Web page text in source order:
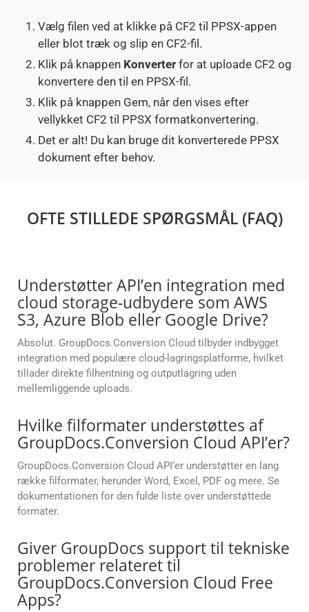
Vælg filen ved at klikke på CF2 til PPSX-appen
eller blot træk og slip en CF2-fil.
Klik på knappen Konverter for at uploade CF2 og
konvertere den til en PPSX-fil.
Klik på knappen Gem, når den vises efter
vellykket CF2 til PPSX formatkonvertering.
Det er alt! Du kan bruge dit konverterede PPSX
dokument efter behov.
OFTE STILLEDE SPØRGSMÅL (FAQ)
Understøtter API’en integration med
cloud storage-udbydere som AWS
S3, Azure Blob eller Google Drive?
Absolut. GroupDocs.Conversion Cloud tilbyder indbygget
integration med populære cloud-lagringsplatforme, hvilket
tillader direkte filhentning og outputlagring uden
mellemliggende uploads.
Hvilke filformater understøttes af
GroupDocs.Conversion Cloud API’er?
GroupDocs.Conversion Cloud API’er understøtter en lang
række filformater, herunder Word, Excel, PDF og mere. Se
dokumentationen for den fulde liste over understøttede
formater.
Giver GroupDocs support til tekniske
problemer relateret til
GroupDocs.Conversion Cloud Free
Apps?